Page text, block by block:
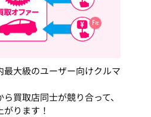
最大級のユーザー向けクルマ
買取店同士が競り合って、
ります！